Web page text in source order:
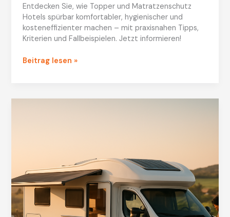
Entdecken Sie, wie Topper und Matratzenschutz
Hotels spürbar komfortabler, hygienischer und
kosteneffizienter machen – mit praxisnahen Tipps,
Kriterien und Fallbeispielen. Jetzt informieren!
Topper:
Beitrag lesen »